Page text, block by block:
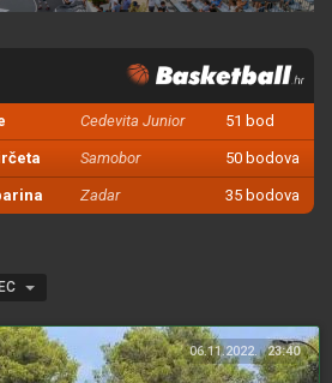
Cedevita Junior 51 bod
Samobor 50 bodova
Zadar 35 bodova
06.11.2022. 23:40